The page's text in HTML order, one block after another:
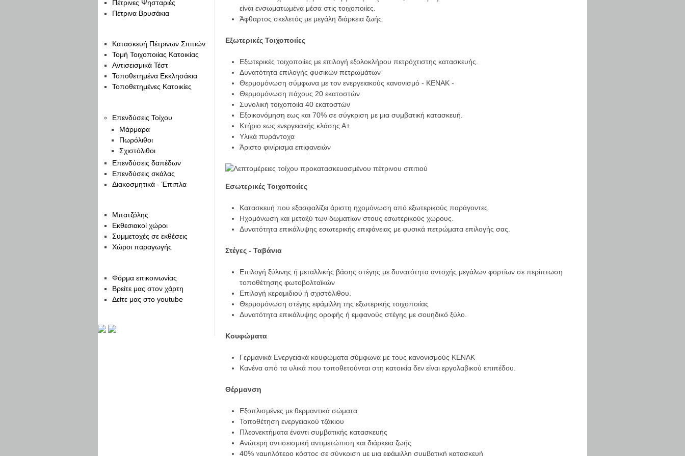
είναι ενσωματωμένα μέσα στις τοιχοποιίες.
Άφθαρτος σκελετός με μεγάλη διάρκεια ζωής.
Εξωτερικές Τοιχοποιίες
Εξωτερικές τοιχοποιίες με επιλογή εξολοκλήρου πετρόχτιστης κατασκευής.
Δυνατότητα επιλογής φυσικών πετρωμάτων
Θερμομόνωση σύμφωνα με τον ενεργειακούς κανονισμό - ΚΕΝΑΚ -
Θερμομόνωση πάχους 20 εκατοστών
Συνολική τοιχοποιία 40 εκατοστών
Εξοικονόμηση εως και 70% σε σύγκριση με μια συμβατική κατασκευή.
Κτήριο εως ενεργειακής κλάσης Α+
Υλικά πυράντοχα
Άριστο φινίρισμα επιφανειών
Εσωτερικές Τοιχοποιίες
Κατασκευή που εξασφαλίζει άριστη ηχομόνωση από εξωτερικούς παράγοντες.
Ηχομόνωση και μεταξύ των δωματίων στους εσωτερικούς χώρους.
Δυνατότητα επικάλυψης εσωτερικής επιφάνειας με φυσικά πετρώματα επιλογής σας.
Στέγες - Ταβάνια
Επιλογή ξύλινης ή μεταλλικής βάσης στέγης με δυνατότητα αντοχής μεγάλων φορτίων σε περίπτωση
τοποθέτησης φωτοβολταϊκών
Επιλογή κεραμιδιού ή σχιστόλιθου.
Θερμομόνωση στέγης εφάμιλλη της εξωτερικής τοιχοποιίας
Δυνατότητα επικάλυψης οροφής ή εμφανούς στέγης με σουηδικό ξύλο.
Κουφώματα
Γερμανικά Ενεργειακά κουφώματα σύμφωνα με τους κανονισμούς ΚΕΝΑΚ
Κανένα από τα υλικά που τοποθετούνται στη κατοικία δεν είναι εργολαβικού επιπέδου.
Θέρμανση
Εξοπλισμένες με θερμαντικά σώματα
Τοποθέτηση ενεργειακού τζάκιου
Πλεονεκτήματα έναντι συμβατικής κατασκευής
Ανώτερη αντισεισμική αντιμετώπιση και διάρκεια ζωής
40% χαμηλότερο κόστος σε σύγκριση με μια εφάμιλλη συμβατική κατασκευή
Πέτρινες Ψησταριές
Πέτρινα Βρυσάκια
Κατασκευή Πέτρινων Σπιτιών
Τομή Τοιχοποιίας Κατοικίας
Αντισεισμικά Τέστ
Τοποθετημένα Εκκλησάκια
Τοποθετημένες Κατοικίες
Επενδύσεις Τοίχου
Μάρμαρα
Πωρόλιθοι
Σχιστόλιθοι
Επενδύσεις δαπέδων
Επενδύσεις σκάλας
Διακοσμητικά - Έπιπλα
Μπατζόλης
Εκθεσιακοί χώροι
Συμμετοχές σε εκθέσεις
Χώροι παραγωγής
Φόρμα επικοινωνίας
Βρείτε μας στον χάρτη
Δείτε μας στο youtube